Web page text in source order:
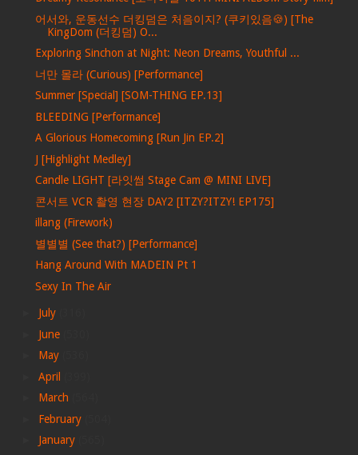
어서와, 운동선수 더킹덤은 처음이지? (쿠키있음🍪) [The
KingDom (더킹덤) O...
Exploring Sinchon at Night: Neon Dreams, Youthful ...
너만 몰라 (Curious) [Performance]
Summer [Special] [SOM-THING EP.13]
BLEEDING [Performance]
A Glorious Homecoming [Run Jin EP.2]
J [Highlight Medley]
Candle LIGHT [라잇썸 Stage Cam @ MINI LIVE]
콘서트 VCR 촬영 현장 DAY2 [ITZY?ITZY! EP175]
illang (Firework)
별별별 (See that?) [Performance]
Hang Around With MADEIN Pt 1
Sexy In The Air
July
June
May
April
March
February
January